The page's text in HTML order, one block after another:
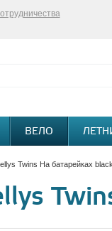
ВЕЛО
Twins На батарейках black